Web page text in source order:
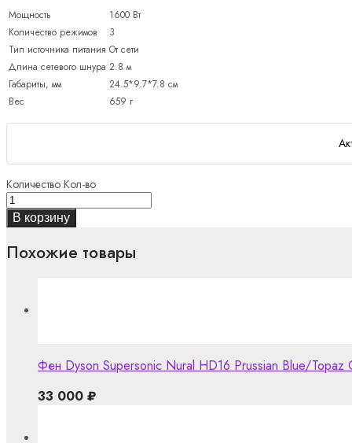
Мощность
1600 Вт
Количество режимов
3
Тип источника питания От сети
Длина сетевого шнура 2.8 м
Габариты, мм
24.5*9.7*7.8 см
Вес
659 г
Количество Кол-во
В корзину
Похожие товары
Фен Dyson Supersonic Nural HD16 Prussian Blue/Topaz
33 000 ₽